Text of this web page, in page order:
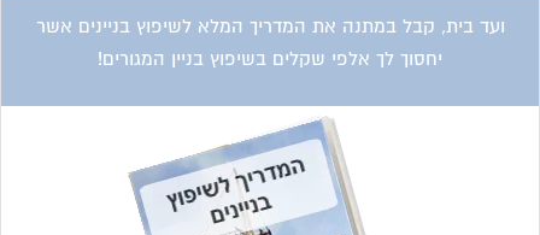
ועד בית, קבל במתנה את המדריך המלא לשיפוץ בניינים אשר
יחסוך לך אלפי שקלים בשיפוץ בניין המגורים!